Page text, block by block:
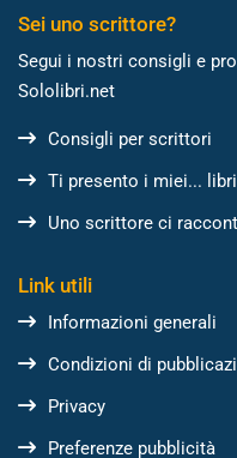
Sei uno scrittore?
Segui i nostri consigli e
Sololibri.net
Consigli per scrittori
Ti presento i miei... libri
Uno scrittore ci
Link utili
Informazioni generali
Condizioni di
Privacy
Preferenze pubblicità